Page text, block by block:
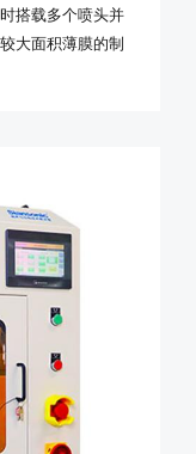
搭载多个喷头并
大面积薄膜的制